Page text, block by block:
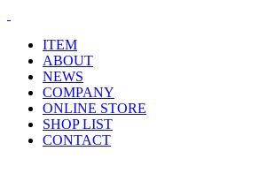
ITEM
ABOUT
NEWS
COMPANY
ONLINE STORE
SHOP LIST
CONTACT